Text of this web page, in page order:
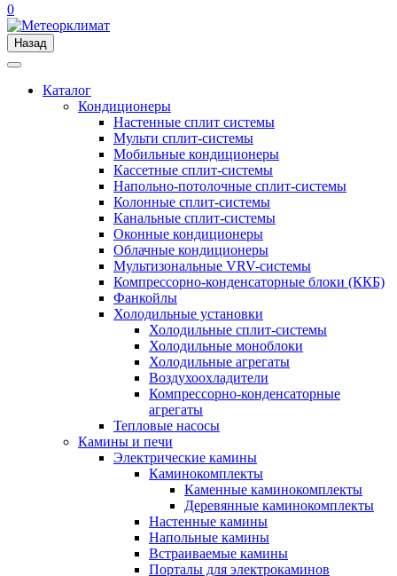
0
Назад
Каталог
Кондиционеры
Настенные сплит системы
Мульти сплит-системы
Мобильные кондиционеры
Кассетные сплит-системы
Напольно-потолочные сплит-системы
Колонные сплит-системы
Канальные сплит-системы
Оконные кондиционеры
Облачные кондиционеры
Мультизональные VRV-системы
Компрессорно-конденсаторные блоки (ККБ)
Фанкойлы
Холодильные установки
Холодильные сплит-системы
Холодильные моноблоки
Холодильные агрегаты
Воздухоохладители
Компрессорно-конденсаторные
агрегаты
Тепловые насосы
Камины и печи
Электрические камины
Каминокомплекты
Каменные каминокомплекты
Деревянные каминокомплекты
Настенные камины
Напольные камины
Встраиваемые камины
Порталы для электрокаминов